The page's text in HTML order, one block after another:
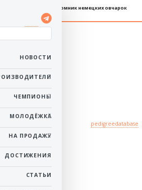
НОВОСТИ
ЧЕМПИОНЫ
МОЛОДЁЖКА
НА ПРОДАЖУ
ДОСТИЖЕНИЯ
СТАТЬИ
Племенной питомник немецких овчарок
pedigreedatabase